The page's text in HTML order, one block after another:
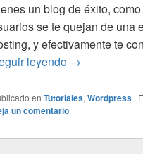
un blog de éxito,
se te quejan de una
y efectivamente te
leyendo Permalinks
→
en Tutoriales, Wordpress |
un comentario